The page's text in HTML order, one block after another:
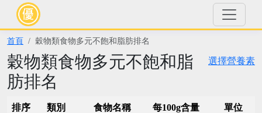
首頁 穀物類食物多元不飽和脂肪排名
選擇營養素
穀物類食物多元不飽和脂
肪排名
排序 類別 食物名稱 每100g含量 單位